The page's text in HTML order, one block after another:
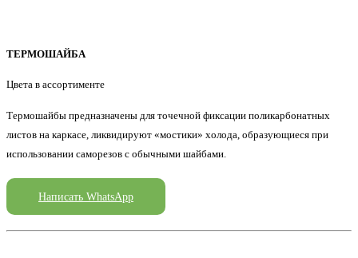
ТЕРМОШАЙБА
Цвета в ассортименте
Термошайбы предназначены для точечной фиксации поликарбонатных
листов на каркасе, ликвидируют «мостики» холода, образующиеся при
использовании саморезов с обычными шайбами.
Написать WhatsApp